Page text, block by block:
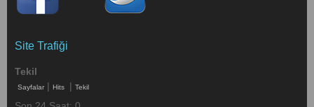
Site Trafiği
Tekil
Sayfalar | Hits | Tekil